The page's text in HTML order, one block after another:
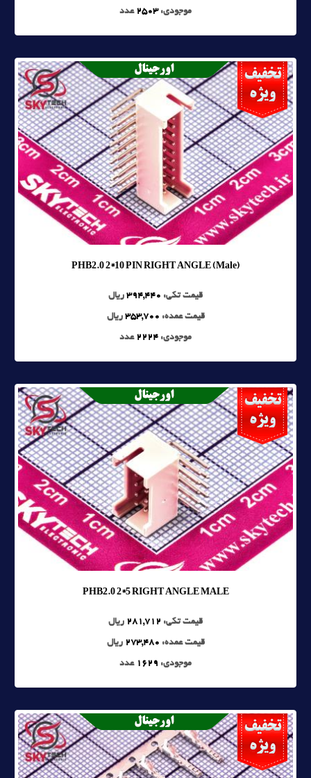
موجودی:2503 عدد
PHB2.0 2*10 PIN RIGHT ANGLE (Male)
قیمت تکی: 394,440 ریال
قیمت عمده: 353,700 ریال
موجودی: 2224 عدد
PHB2.0 2*5 RIGHT ANGLE MALE
قیمت تکی: 281,712 ریال
قیمت عمده: 273,480 ریال
موجودی: 1629 عدد